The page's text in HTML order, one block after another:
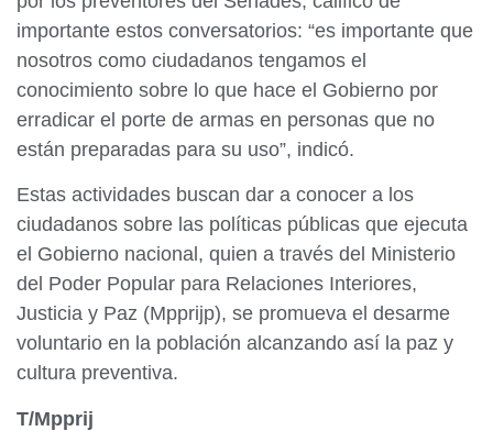
importante estos conversatorios: “es importante que
nosotros como ciudadanos tengamos el
conocimiento sobre lo que hace el Gobierno por
erradicar el porte de armas en personas que no
están preparadas para su uso”, indicó.
Estas actividades buscan dar a conocer a los
ciudadanos sobre las políticas públicas que ejecuta
el Gobierno nacional, quien a través del Ministerio
del Poder Popular para Relaciones Interiores,
Justicia y Paz (Mpprijp), se promueva el desarme
voluntario en la población alcanzando así la paz y
cultura preventiva.
T/Mpprij